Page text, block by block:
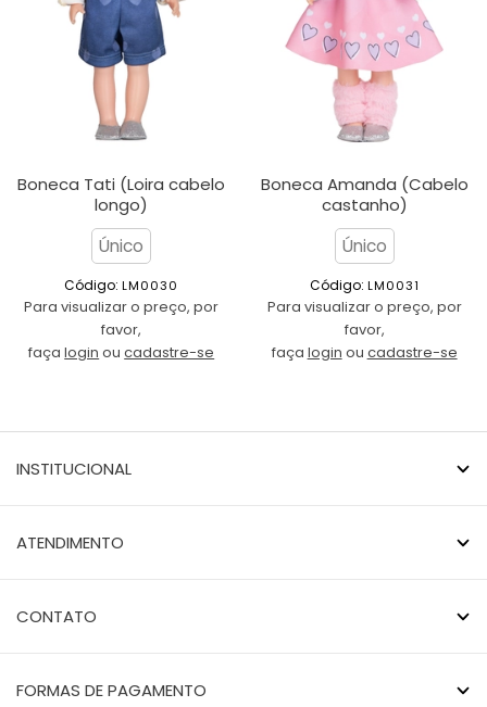
Boneca Tati (Loira cabelo
longo)
Único
Código: LM0030
Para visualizar o preço, por
favor,
façalogin oucadastre-se
Boneca Amanda (Cabelo
castanho)
Único
Código: LM0031
Para visualizar o preço, por
favor,
faça login ou cadastre-se
INSTITUCIONAL
ATENDIMENTO
CONTATO
FORMAS DE PAGAMENTO